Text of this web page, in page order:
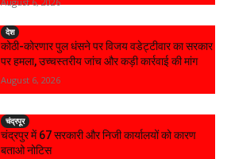
देश
कोठी-कोरणार पुल धंसने पर विजय वडेट्टीवार का सरकार
पर हमला, उच्चस्तरीय जांच और कड़ी कार्रवाई की मांग
August 6, 2026
चंद्रपूर
चंद्रपुर में 67 सरकारी और निजी कार्यालयों को कारण
बताओ नोटिस